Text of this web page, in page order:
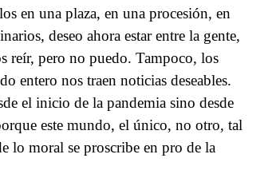
en una plaza, en una procesión, en
deseo ahora estar entre la gente,
reír, pero no puedo. Tampoco, los
entero nos traen noticias deseables.
el inicio de la pandemia sino desde
este mundo, el único, no otro, tal
lo moral se proscribe en pro de la